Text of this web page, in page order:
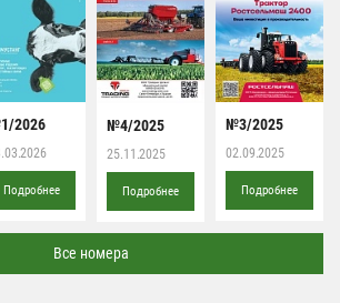
2026
Подробнее
№4/2025
25.11.2025
Подробнее
№3/2025
02.09.2025
Подробнее
Все номера